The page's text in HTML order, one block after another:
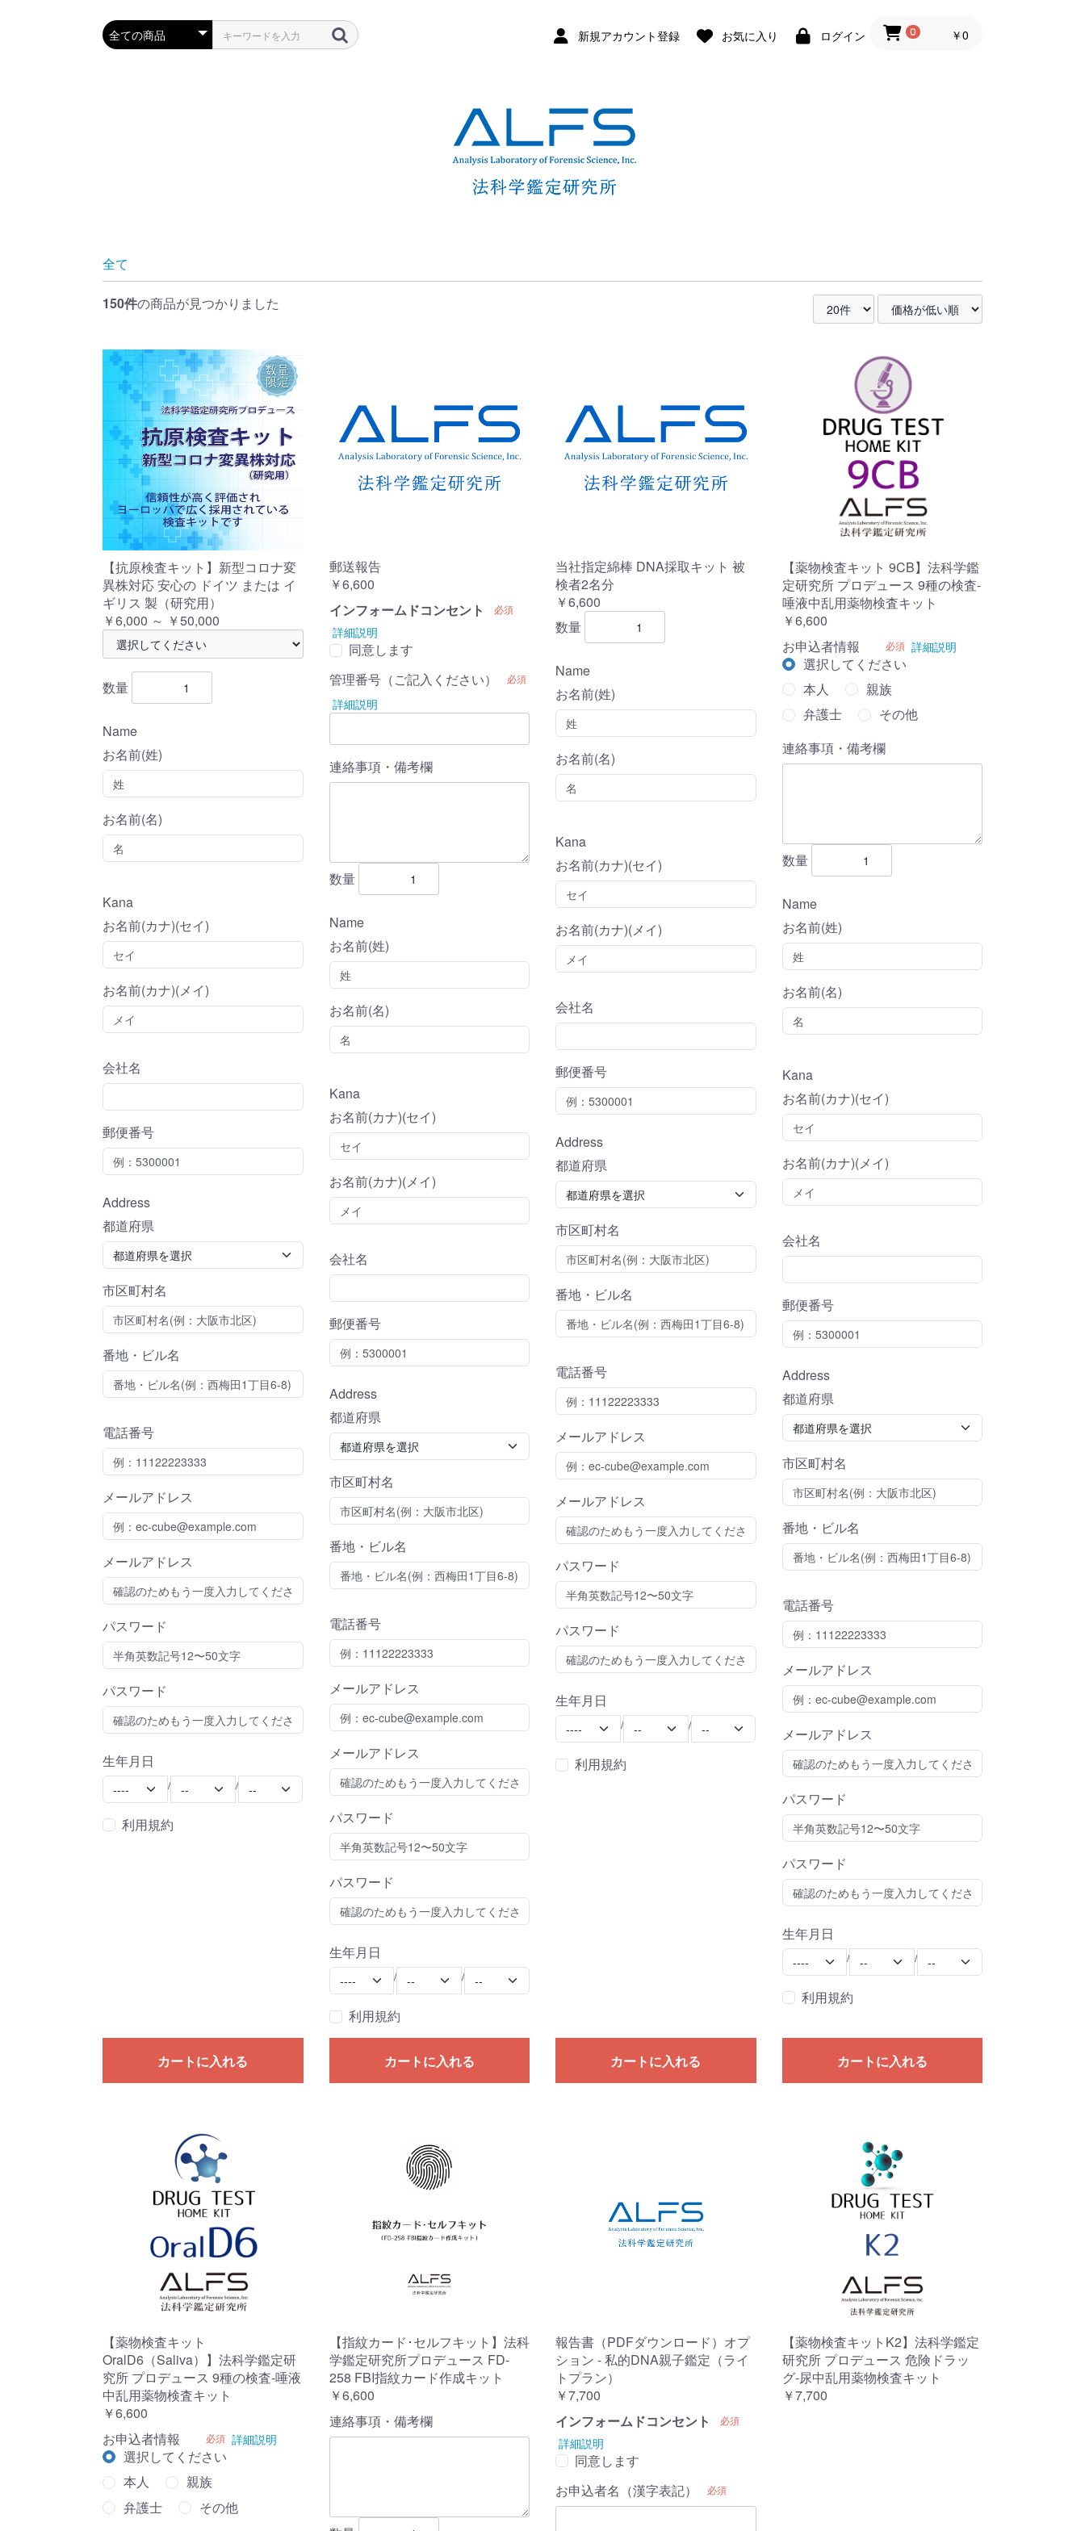
新規アカウント登録 お気に入り ログイン 0 ￥0
全て
150件の商品が見つかりました
【抗原検査キット】新型コロナ変
異株対応 安心の ドイツ または イ
ギリス 製（研究用）
￥6,000 ～ ￥50,000
数量
Name
お名前(姓)
お名前(名)
Kana
お名前(カナ)(セイ)
お名前(カナ)(メイ)
会社名
郵便番号
Address
都道府県
市区町村名
番地・ビル名
電話番号
メールアドレス
メールアドレス
パスワード
パスワード
生年月日
YearMonthDay
/ /
利用規約
カートに入れる
郵送報告
￥6,600
インフォームドコンセント
必須
詳細説明
同意します
管理番号（ご記入ください）
必須
詳細説明
連絡事項・備考欄
数量
Name
お名前(姓)
お名前(名)
Kana
お名前(カナ)(セイ)
お名前(カナ)(メイ)
会社名
郵便番号
Address
都道府県
市区町村名
番地・ビル名
電話番号
メールアドレス
メールアドレス
パスワード
パスワード
生年月日
Year
Month Day
/ /
利用規約
カートに入れる
当社指定綿棒 DNA採取キット 被
検者2名分
￥6,600
数量
Name
お名前(姓)
お名前(名)
Kana
お名前(カナ)(セイ)
お名前(カナ)(メイ)
会社名
郵便番号
Address
都道府県
市区町村名
番地・ビル名
電話番号
メールアドレス
メールアドレス
パスワード
パスワード
生年月日
Year
Month Day
/ /
利用規約
カートに入れる
【薬物検査キット 9CB】法科学鑑
定研究所 プロデュース 9種の検査-
唾液中乱用薬物検査キット
￥6,600
お申込者情報
必須 詳細説明
選択してください
本人
親族
弁護士
その他
連絡事項・備考欄
数量
Name
お名前(姓)
お名前(名)
Kana
お名前(カナ)(セイ)
お名前(カナ)(メイ)
会社名
郵便番号
Address
都道府県
市区町村名
番地・ビル名
電話番号
メールアドレス
メールアドレス
パスワード
パスワード
生年月日
Year
Month Day
/ /
利用規約
カートに入れる
【薬物検査キット
OralD6（Saliva）】法科学鑑定研
究所 プロデュース 9種の検査-唾液
中乱用薬物検査キット
￥6,600
お申込者情報
必須 詳細説明
選択してください
本人
親族
弁護士
その他
【指紋カード･セルフキット】法科
学鑑定研究所プロデュース FD-
258 FBI指紋カード作成キット
￥6,600
連絡事項・備考欄
報告書（PDFダウンロード）オプ
ション - 私的DNA親子鑑定（ライ
トプラン）
￥7,700
インフォームドコンセント
必須
詳細説明
同意します
お申込者名（漢字表記）
必須
【薬物検査キットK2】法科学鑑定
研究所 プロデュース 危険ドラッ
グ-尿中乱用薬物検査キット
￥7,700